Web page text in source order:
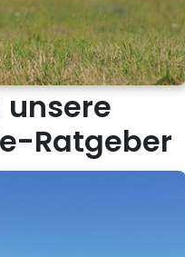
unsere
Ratgeber